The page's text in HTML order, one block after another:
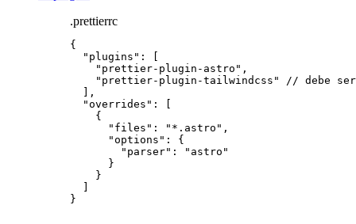
.prettierrc
{
"plugins" : [
" prettier-plugin-astro " ,
" prettier-plugin-tailwindcss "
// debe
],
"overrides" : [
{
"files" : " *.astro " ,
"options" : {
"parser" : " astro "
}
}
}